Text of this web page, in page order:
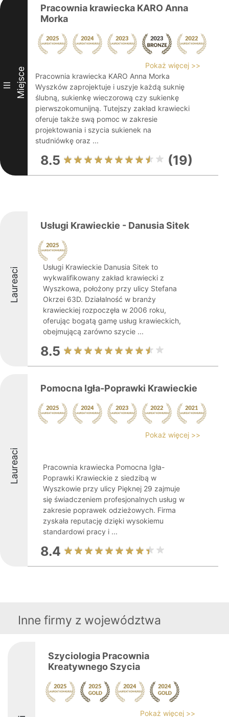
III Miejsce
Pracownia krawiecka KARO Anna
Morka
Pokaż więcej >>
Pracownia krawiecka KARO Anna Morka
Wyszków zaprojektuje i uszyje każdą suknię
ślubną, sukienkę wieczorową czy sukienkę
pierwszokomunijną. Tutejszy zakład krawiecki
oferuje także swą pomoc w zakresie
projektowania i szycia sukienek na
studniówkę oraz ...
8.5 (19)
Laureaci
Usługi Krawieckie - Danusia Sitek
Usługi Krawieckie Danusia Sitek to
wykwalifikowany zakład krawiecki z
Wyszkowa, położony przy ulicy Stefana
Okrzei 63D. Działalność w branży
krawieckiej rozpoczęła w 2006 roku,
oferując bogatą gamę usług krawieckich,
obejmującą zarówno szycie ...
8.5
Laureaci
Pomocna Igła-Poprawki Krawieckie
Pokaż więcej >>
Pracownia krawiecka Pomocna Igła-
Poprawki Krawieckie z siedzibą w
Wyszkowie przy ulicy Pięknej 29 zajmuje
się świadczeniem profesjonalnych usług w
zakresie poprawek odzieżowych. Firma
zyskała reputację dzięki wysokiemu
standardowi pracy i ...
8.4
Inne firmy z województwa
Szyciologia Pracownia
Kreatywnego Szycia
Pokaż więcej >>